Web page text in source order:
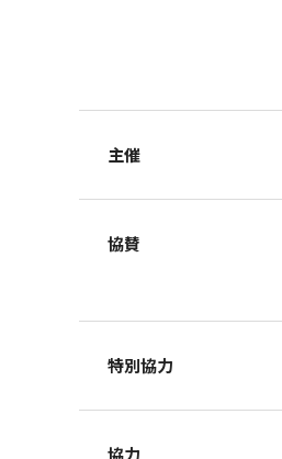
主催
協賛
特別協力
協力